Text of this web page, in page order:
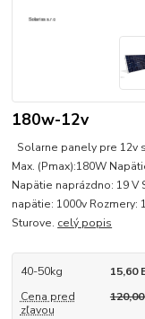
180w-12v
Solarne panely pre 12v
Max. (Pmax):180W
Napätie naprázdno: 19 V
napätie: 1000v
Sturove. celý popis
40-50kg
15,60
Cena pred
zľavou